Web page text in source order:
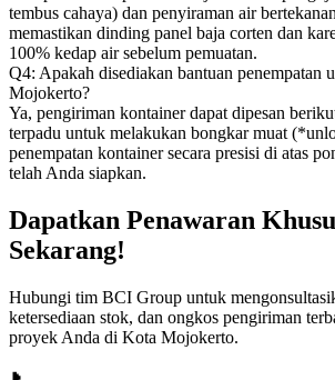
tembus cahaya) dan penyiraman air
memastikan dinding panel baja corten dan
100% kedap air sebelum pemuatan.
Q4: Apakah disediakan bantuan penempatan
Mojokerto?
Ya, pengiriman kontainer dapat dipesan
terpadu untuk melakukan bongkar muat
penempatan kontainer secara presisi di atas
telah Anda siapkan.
Dapatkan Penawaran
Sekarang!
Hubungi tim BCI Group untuk
ketersediaan stok, dan ongkos pengiriman
proyek Anda di Kota Mojokerto.